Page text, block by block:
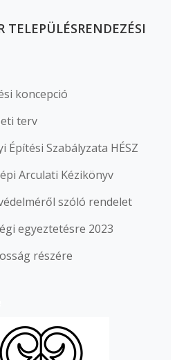
TELEPÜLÉSRENDEZÉSI
koncepció
terv
Építési Szabályzata HÉSZ
Arculati Kézikönyv
szóló rendelet
egyeztetésre 2023
részére